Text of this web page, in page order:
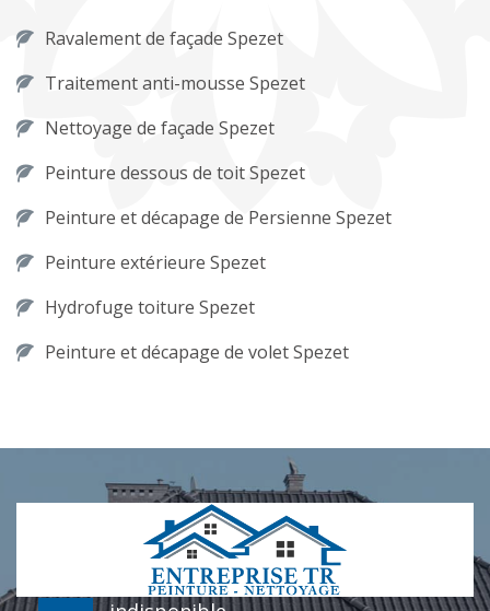
Ravalement de façade Spezet
Traitement anti-mousse Spezet
Nettoyage de façade Spezet
Peinture dessous de toit Spezet
Peinture et décapage de Persienne Spezet
Peinture extérieure Spezet
Hydrofuge toiture Spezet
Peinture et décapage de volet Spezet